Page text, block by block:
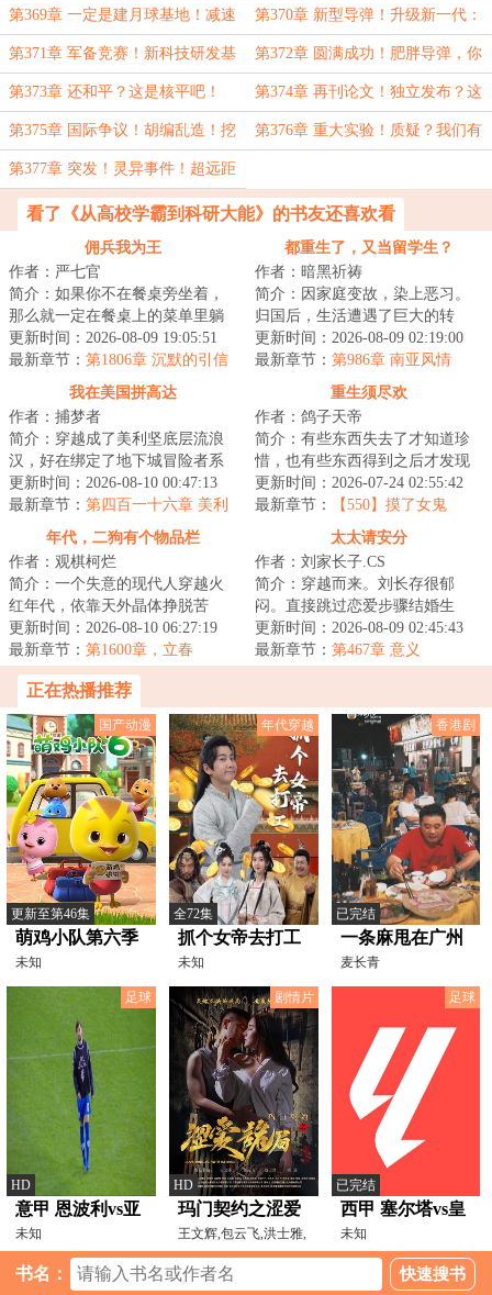
才是核心，月球天气预报！ 浩，主持人被干沉默了……
第369章 一定是建月球基地！减速
破防的关键……
第370章 新型导弹！升级新一代：
应对未来？
第371章 军备竞赛！新科技研发基
地，大型飞碟动力问题……
第372章 圆满成功！肥胖导弹，你
们的技术太落后了……
第373章 还和平？这是核平吧！ 第374章 再刊论文！独立发布？这
个内容太大了！
第375章 国际争议！胡编乱造！挖
弦理论根基，论文是错的……
第376章 重大实验！质疑？我们有
第377章 突发！灵异事件！超远距
离，怎么解决？
看了《从高校学霸到科研大能》的书友还喜欢看
佣兵我为王
作者：严七官
简介：如果你不在餐桌旁坐着，
那么就一定在餐桌上的菜单里躺
着。如果你一无所有，那么你的
命就是你唯一的...
更新时间：2026-08-09 19:05:51
最新章节： 第1806章 沉默的引信
都重生了，又当留学生？
作者：暗黑祈祷
简介：因家庭变故，染上恶习。
归国后，生活遭遇了巨大的转
变。历尽艰辛，终于在三十六岁
时攒下了房子的首...
更新时间：2026-08-09 02:19:00
最新章节： 第986章 南亚风情
我在美国拼高达
作者：捕梦者
简介：穿越成了美利坚底层流浪
汉，好在绑定了地下城冒险者系
统。你发现了退役恶魔骑士的尸
体，拾取【MAA...
更新时间：2026-08-10 00:47:13
最新章节： 第四百一十六章 美利
坚，请等一等你的人民（求月
重生须尽欢
作者：鸽子天帝
简介：有些东西失去了才知道珍
惜，也有些东西得到之后才发现
就那样。人到中年的徐尽欢事业
有成、财富自由...
更新时间：2026-07-24 02:55:42
最新章节：
【550】摸了女鬼
年代，二狗有个物品栏
作者：观棋柯烂
简介：一个失意的现代人穿越火
红年代，依靠天外晶体挣脱苦
难，拥抱幸福，享受美好人生的
故事。...
更新时间：2026-08-10 06:27:19
最新章节： 第1600章，立春
太太请安分
作者：刘家长子.CS
简介：穿越而来。刘长存很郁
闷。直接跳过恋爱步骤结婚生
子，喜提一儿一女。大儿子在家
乖巧懂事，可在外却...
更新时间：2026-08-09 02:45:43
最新章节： 第467章 意义
正在热播推荐
国产动漫
更新至第46集
萌鸡小队第六季
未知
年代穿越
全72集
抓个女帝去打工
未知
香港剧
已完结
一条麻甩在广州
麦长青
足球
HD
意甲 恩波利vs亚
特兰大 20231030
未知
剧情片
HD
玛门契约之涩爱
诡局
王文辉,包云飞,洪士雅,
黄迪,任希鸿,张锦龙
足球
已完结
西甲 塞尔塔vs皇
家贝蒂斯
20250208
未知
书名：